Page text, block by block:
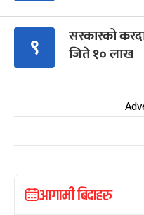
९
सरकारको
जिते १० लाख
आगामी बिदाहरु